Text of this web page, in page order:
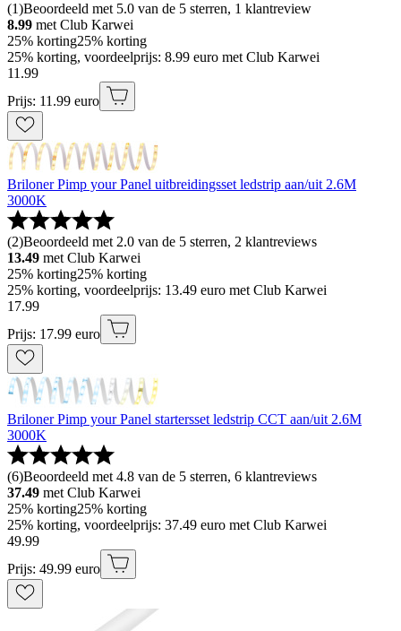
(1)Beoordeeld met 5.0 van de 5 sterren, 1 klantreview
8.99 met Club Karwei
25% korting25% korting
25% korting, voordeelprijs: 8.99 euro met Club Karwei
11 .99
Prijs: 11.99 euro
Briloner Pimp your Panel uitbreidingsset ledstrip aan/uit 2.6M
3000K
(2)Beoordeeld met 2.0 van de 5 sterren, 2 klantreviews
13.49 met Club Karwei
25% korting25% korting
25% korting, voordeelprijs: 13.49 euro met Club Karwei
17.99
Prijs: 17.99 euro
Briloner Pimp your Panel startersset ledstrip CCT aan/uit 2.6M
3000K
(6)Beoordeeld met 4.8 van de 5 sterren, 6 klantreviews
37.49 met Club Karwei
25% korting25% korting
25% korting, voordeelprijs: 37.49 euro met Club Karwei
49.99
Prijs: 49.99 euro